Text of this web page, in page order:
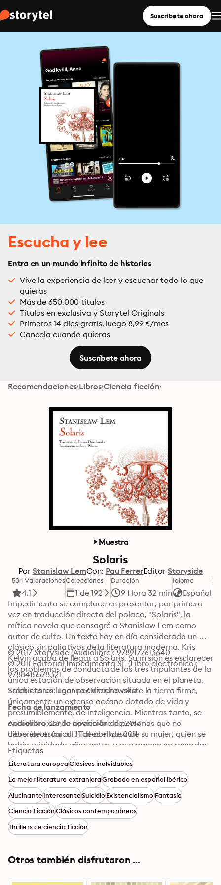
Suscríbete ahora
Escucha y lee
Entra en un mundo infinito de historias
Vive la experiencia de leer y escuchar todo lo que
quieras
Más de 650.000 títulos
Títulos en exclusiva y Storytel Originals
Primeros 14 días gratis, luego 8,99 €/mes
Cancela cuando quieras
Suscríbete ahora
Recomendaciones Libros Ciencia ficción
Muestra
Solaris
Por Stanislaw LemCon: Pau FerrerEditor Storyside
504 Valoraciones
4.1
Colecciones
1 de 192
Duración
9 Hora 32 min
Idioma
Español
Impedimenta se complace en presentar, por primera
vez en traducción directa del polaco, "Solaris", la
mítica novela que consagró a Stanislaw Lem como
autor de culto. Un texto hoy en día considerado un
clásico sin paliativos de la literatura moderna. Kris
Kelvin acaba de llegar a Solaris. Su misión es esclarecer
los problemas de conducta de los tres tripulantes de la
única estación de observación situada en el planeta.
Solaris es un lugar peculiar: no existe la tierra firme,
únicamente un extenso océano dotado de vida y
presumiblemente, de inteligencia. Mientras tanto, se
encuentra con la aparición de personas que no
deberían estar allí. Tal es el caso de su mujer, quien se
había suicidado años antes, y que parece no recordar
nada de lo sucedido. Stanislaw Lem nos presenta una
novela claustrofóbica, en la que hace un profundo
estudio de la psicología humana y las relaciones
afectivas a través de un planeta que enfrenta a los
habitantes de la estación a sus miedos más íntimos.
© 2017 Storyside (Audiolibro): 9789177613640
© 2011 Editorial Impedimenta SL (Libro electrónico):
9788415578321
Traductores: Joanna Orzechowska
Fecha de lanzamiento
Audiolibro: 23 de noviembre de 2017
Libro electrónico: 11 de abril de 2011
Etiquetas
Literatura europeaClásicos inolvidables
La mejor literatura extranjeraGrabado en español ibérico
AlucinanteInteresanteSuicidioExistencialismoFantasía
Ciencia FicciónClásicos contemporáneos
Thrillers de ciencia ficción
Otros también disfrutaron ...